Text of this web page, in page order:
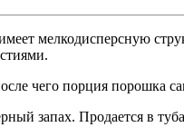
мелкодисперсную
чего порция порошка
запах. Продается в